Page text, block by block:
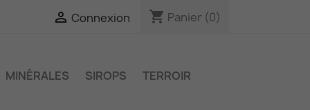
 Connexion shopping_cart Panier (0)
MINÉRALES SIROPS
TERROIR